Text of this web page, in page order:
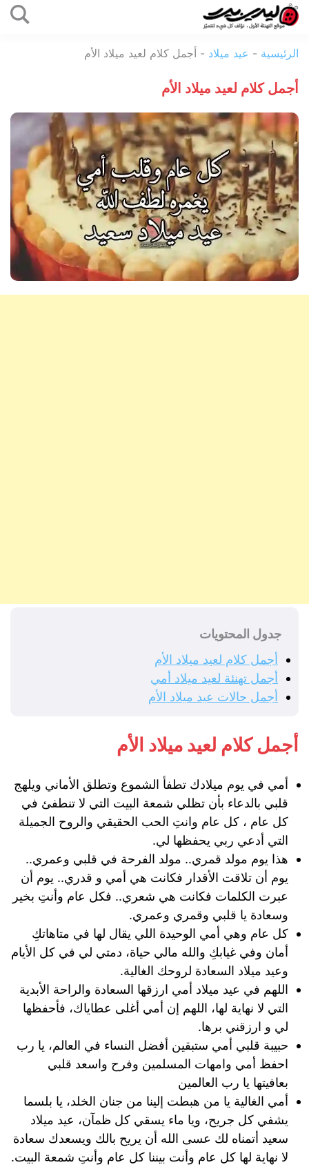
المحتوى
بيرد
الرئيسية - عيد ميلاد - أجمل كلام لعيد ميلاد الأم
أجمل كلام لعيد ميلاد الأم
جدول المحتويات
أجمل كلام لعيد ميلاد الأم
أجمل تهنئة لعيد ميلاد أمي
أجمل حالات عيد ميلاد الأم
أجمل كلام لعيد ميلاد الأم
أمي في يوم ميلادك تطفأ الشموع وتطلق الأماني ويلهج
قلبي بالدعاء بأن تظلي شمعة البيت التي لا تنطفئ في
كل عام ، كل عام وانتِ الحب الحقيقي والروح الجميلة
التي أدعي ربي يحفظها لي.
هذا يوم مولد قمري.. مولد الفرحة في قلبي وعمري..
يوم أن تلاقت الأقدار فكانت هي أمي و قدري.. يوم أن
عبرت الكلمات فكانت هي شعري.. فكل عام وأنتِ بخير
وسعادة يا قلبي وقمري وعمري.
كل عام وهي أمي الوحيدة اللي يقال لها في متاهاتكِ
أمان وفي غيابكِ والله مالي حياة، دمتي لي في كل الأيام
وعيد ميلاد السعادة لروحك الغالية.
اللهم في عيد ميلاد أمي ارزقها السعادة والراحة الأبدية
التي لا نهاية لها، اللهم إن أمي أغلى عطاياك، فأحفظها
لي و ارزقني برها.
حبيبة قلبي أمي ستبقين أفضل النساء في العالم، يا رب
احفظ أمي وامهات المسلمين وفرح واسعد قلبي
بعافيتها يا رب العالمين
أمي الغالية يا من هبطت إلينا من جنان الخلد، يا بلسما
يشفي كل جريح، ويا ماء يسقي كل ظمآن، عيد ميلاد
سعيد أتمناه لك عسى الله أن يريح بالك ويسعدك سعادة
لا نهاية لها كل عام وأنت بيننا كل عام وأنتِ شمعة البيت.